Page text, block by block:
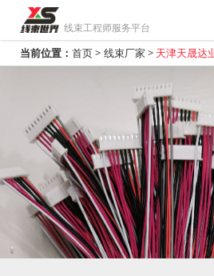
线束工程师服务平台
当前位置： 首页> 线束厂家 > 天津天晟达